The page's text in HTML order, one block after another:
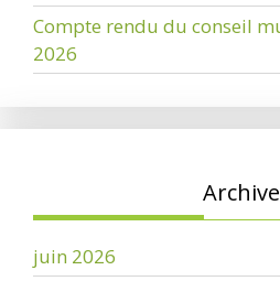
Compte rendu du conseil
2026
juin 2026